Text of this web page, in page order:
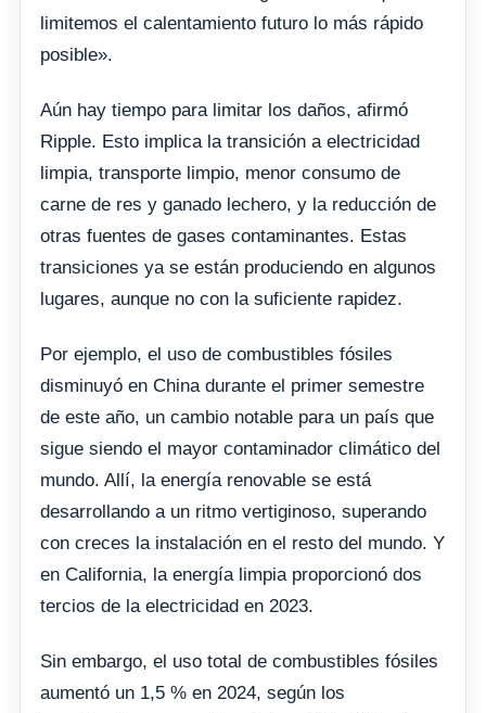
limitemos el calentamiento futuro lo más rápido
posible».
Aún hay tiempo para limitar los daños, afirmó
Ripple. Esto implica la transición a electricidad
limpia, transporte limpio, menor consumo de
carne de res y ganado lechero, y la reducción de
otras fuentes de gases contaminantes. Estas
transiciones ya se están produciendo en algunos
lugares, aunque no con la suficiente rapidez.
Por ejemplo, el uso de combustibles fósiles
disminuyó en China durante el primer semestre
de este año, un cambio notable para un país que
sigue siendo el mayor contaminador climático del
mundo. Allí, la energía renovable se está
desarrollando a un ritmo vertiginoso, superando
con creces la instalación en el resto del mundo. Y
en California, la energía limpia proporcionó dos
tercios de la electricidad en 2023.
Sin embargo, el uso total de combustibles fósiles
aumentó un 1,5 % en 2024, según los